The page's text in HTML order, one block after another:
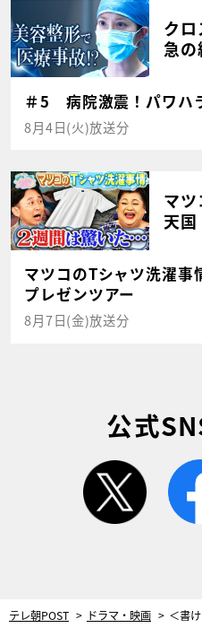
ク
急の
＃5 病院激震！パワハ
8月4日(火)放送分
マ
天国
マツコのTシャツ洗濯事
プレゼンツアー
8月7日(金)放送分
公式
twitter
テレ朝POST ドラマ・映画